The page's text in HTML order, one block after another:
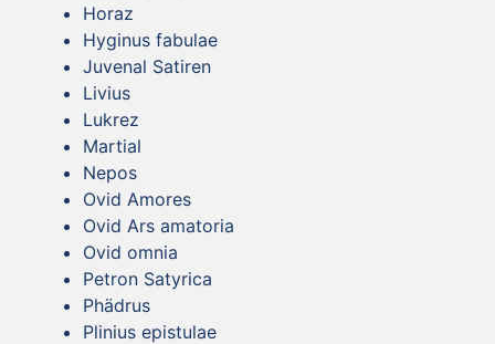
Horaz
Hyginus fabulae
Juvenal Satiren
Livius
Lukrez
Martial
Nepos
Ovid Amores
Ovid Ars amatoria
Ovid omnia
Petron Satyrica
Phädrus
Plinius epistulae